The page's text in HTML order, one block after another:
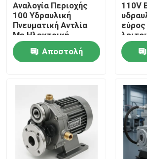
Προϊόντα
Βίντεο
Αναλογία Περιοχής
100 Υδραυλική
Πνευματική Αντλία
Με Ηλεκτρική
Χειροκίνητη Πηγή
Τροφοδοσίας Αέρα
Και Λόγο Συμπίεσης
Αποστολή
110V
°C έως